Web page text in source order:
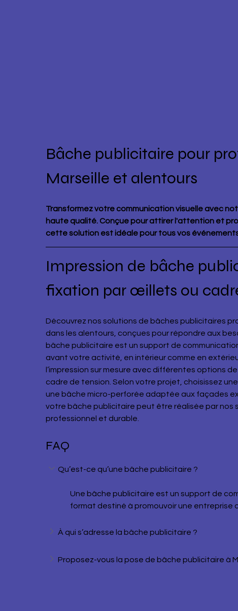
Bâche publicitaire pour
Marseille et alentours
Transformez votre communication visuelle avec
haute qualité. Conçue pour attirer l'attention et
cette solution est idéale pour tous vos
Impression de bâche
fixation par œillets ou
Découvrez nos solutions de bâches publicitaires
dans les alentours, conçues pour répondre aux
bâche publicitaire est un support de
avant votre activité, en intérieur comme en
l’impression sur mesure avec différentes options
cadre de tension. Selon votre projet, choisissez
une bâche micro-perforée adaptée aux façades
votre bâche publicitaire peut être réalisée par nos
professionnel et durable.
FAQ
Qu’est-ce qu’une bâche publicitaire ?
Une bâche publicitaire est un support de
format destiné à promouvoir une entreprise
À qui s’adresse la bâche publicitaire ?
Proposez-vous la pose de bâche publicitaire à